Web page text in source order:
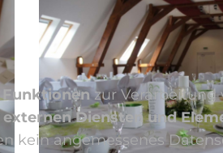
zur Verarbeitung
externen Diensten und
angemessenes